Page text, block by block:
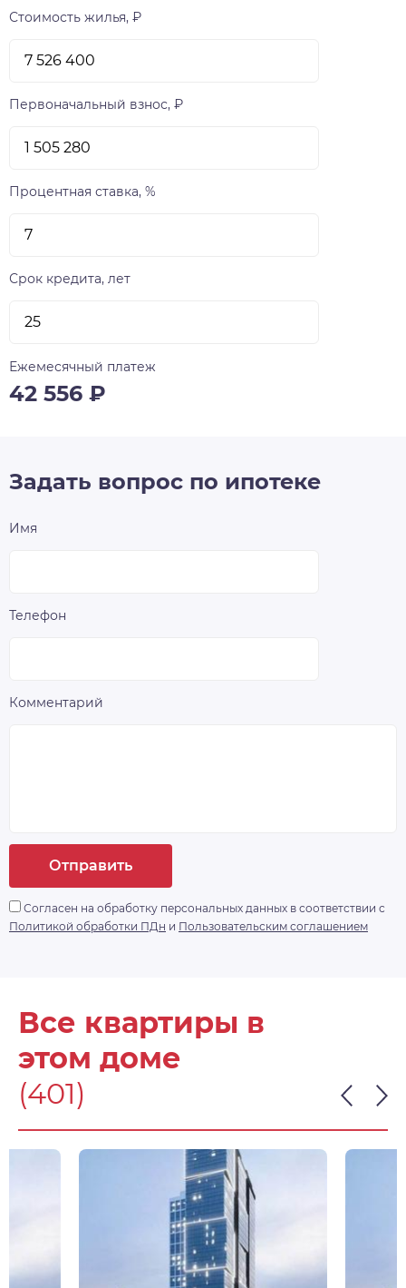
Стоимость жилья, ₽
Первоначальный взнос, ₽
Процентная ставка, %
Срок кредита, лет
Ежемесячный платеж
42 556 ₽
Задать вопрос по ипотеке
Имя
Телефон
Комментарий
Отправить
Согласен на обработку персональных данных в соответствии с
Политикой обработки ПДн и Пользовательским соглашением
Все квартиры в
этом доме
(401)